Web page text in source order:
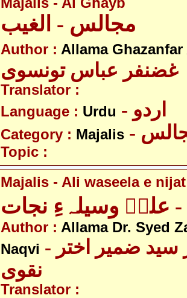
مجالس - الغیب
Author : Allama
غضنفر عباس تونسوی
Translator :
Language : Urdu - اردو
Category : Majalis
Topic :
Majalis - Ali waseela e nijat
علیؑ وسیلہءِ نجات
Author : Allama Dr. Syed
Naqvi - علامہ ڈاکٹر سید ضمیر اختر
نقوی
Translator :